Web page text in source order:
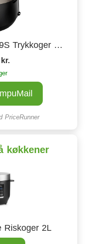
Cuckoo CRP-P1009S Trykkoger Til Ris 1.8 Liter
PriceRunner
køkkener
Riskoger 2L